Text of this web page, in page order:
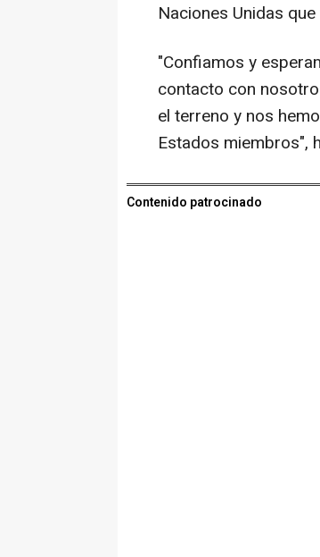
Naciones Unidas
"Confiamos y
contacto con
el terreno y nos
Estados miembros",
Contenido patrocinado